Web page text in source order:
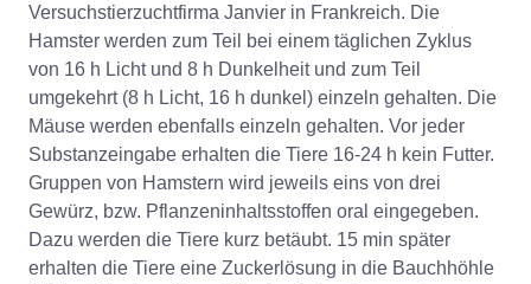
Versuchstierzuchtfirma Janvier in Frankreich. Die
Hamster werden zum Teil bei einem täglichen Zyklus
von 16 h Licht und 8 h Dunkelheit und zum Teil
umgekehrt (8 h Licht, 16 h dunkel) einzeln gehalten. Die
Mäuse werden ebenfalls einzeln gehalten. Vor jeder
Substanzeingabe erhalten die Tiere 16-24 h kein Futter.
Gruppen von Hamstern wird jeweils eins von drei
Gewürz, bzw. Pflanzeninhaltsstoffen oral eingegeben.
Dazu werden die Tiere kurz betäubt. 15 min später
erhalten die Tiere eine Zuckerlösung in die Bauchhöhle